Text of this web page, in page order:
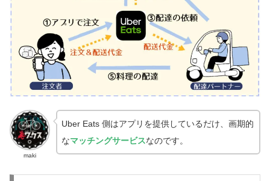
maki
Uber Eats 側はアプリを提供しているだけ、画期的
なマッチングサービスなのです。